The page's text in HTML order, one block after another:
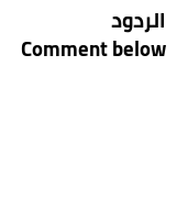
الردود
Comment below